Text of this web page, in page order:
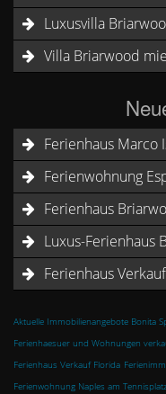
Luxusvilla
Villa Briarwood
Ferienhaus Marco
Ferienwohnung
Ferienhaus
Luxus-Ferienhaus
Ferienhaus
Aktuelle Immobilienangebote Bonita
Ferienhaesuer und Wohnungen
Ferienhaus Verkauf Florida
Ferienwohnung Naples am